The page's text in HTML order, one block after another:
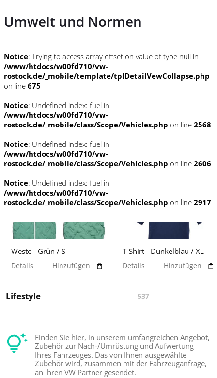
Umwelt und Normen
Notice: Trying to access array offset on value of type null in
/www/htdocs/w00fd710/vw-
rostock.de/_mobile/template/tplDetailVewCollapse.php
on line 675
Notice: Undefined index: fuel in
/www/htdocs/w00fd710/vw-
rostock.de/_mobile/class/Scope/Vehicles.php on line 2568
Notice: Undefined index: fuel in
/www/htdocs/w00fd710/vw-
rostock.de/_mobile/class/Scope/Vehicles.php on line 2606
Notice: Undefined index: fuel in
/www/htdocs/w00fd710/vw-
rostock.de/_mobile/class/Scope/Vehicles.php on line 2917
Weste - Grün / S
Details Hinzufügen
T-Shirt - Dunkelblau / XL
Details Hinzufügen
Lifestyle 537
Finden Sie hier, in unserem umfangreichen Angebot,
Zubehör zur Nach-/Umrüstung und Aufwertung
Ihres Fahrzeuges. Das von Ihnen ausgewählte
Zubehör wird, zusammen mit der Fahrzeuganfrage,
an Ihren VW Partner gesendet.